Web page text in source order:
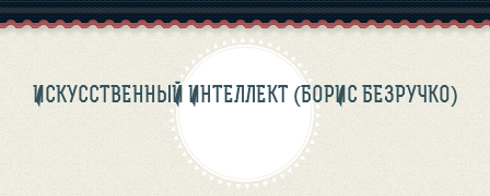
ИСКУССТВЕННЫЙ ИНТЕЛЛЕКТ (БОРИС БЕЗРУЧКО)